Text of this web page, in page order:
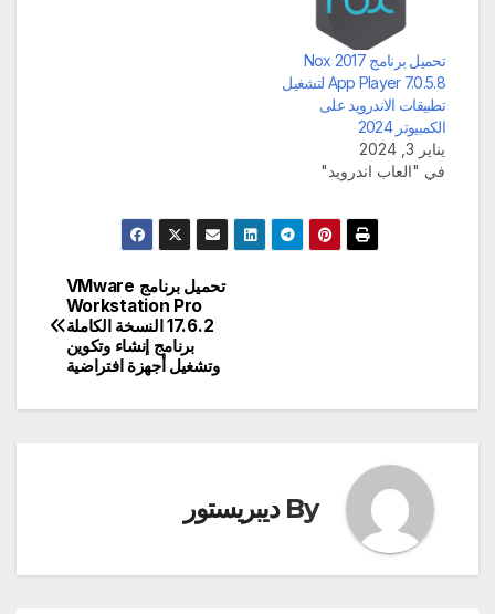
تحميل برنامج 2017 Nox
App Player 7.0.5.8 لتشغيل
تطبيقات الاندرويد على
الكمبيوتر 2024
يناير 3, 2024
في "العاب اندرويد"
تحميل برنامج VMware
Workstation Pro
17.6.2 النسخة الكاملة
برنامج إنشاء وتكوين
وتشغيل أجهزة افتراضية
By ديبريستور